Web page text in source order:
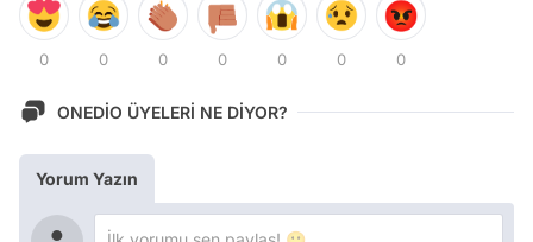
0 0 0 0 0 0 0
ONEDİO ÜYELERİ NE DİYOR?
Yorum Yazın